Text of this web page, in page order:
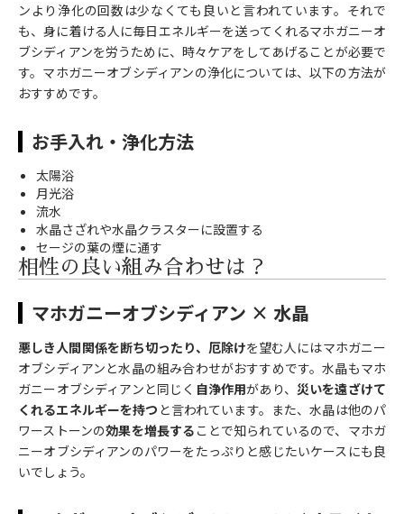
ンより浄化の回数は少なくても良いと言われています。それで
も、身に着ける人に毎日エネルギーを送ってくれるマホガニーオ
ブシディアンを労うために、時々ケアをしてあげることが必要で
す。マホガニーオブシディアンの浄化については、以下の方法が
おすすめです。
お手入れ・浄化方法
太陽浴
月光浴
流水
水晶さざれや水晶クラスターに設置する
セージの葉の煙に通す
相性の良い組み合わせは？
マホガニーオブシディアン × 水晶
悪しき人間関係を断ち切ったり、厄除けを望む人にはマホガニー
オブシディアンと水晶の組み合わせがおすすめです。水晶もマホ
ガニーオブシディアンと同じく 自浄作用があり、 災いを遠ざけて
くれるエネルギーを持つ と言われています。また、水晶は他のパ
ワーストーンの効果を増長する ことで知られているので、マホガ
ニーオブシディアンのパワーをたっぷりと感じたいケースにも良
いでしょう。